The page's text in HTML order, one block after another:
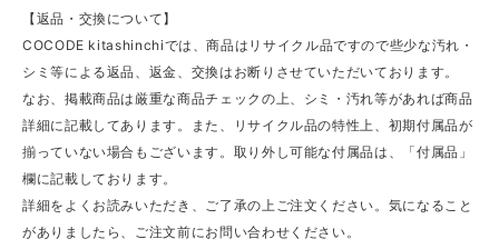
【返品・交換について】
COCODE kitashinchiでは、商品はリサイクル品ですので些少な汚れ・
シミ等による返品、返金、交換はお断りさせていただいております。
なお、掲載商品は厳重な商品チェックの上、シミ・汚れ等があれば商品
詳細に記載してあります。また、リサイクル品の特性上、初期付属品が
揃っていない場合もございます。取り外し可能な付属品は、「付属品」
欄に記載しております。
詳細をよくお読みいただき、ご了承の上ご注文ください。気になること
がありましたら、ご注文前にお問い合わせください。